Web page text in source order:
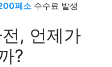
페소 수수료 발생
, 언제가
?